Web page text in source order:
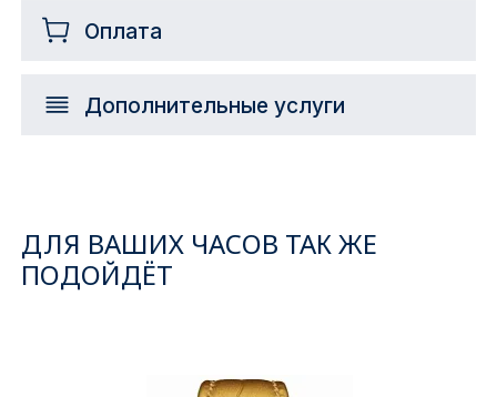
Оплата
Дополнительные услуги
ДЛЯ ВАШИХ ЧАСОВ ТАК ЖЕ
ПОДОЙДЁТ